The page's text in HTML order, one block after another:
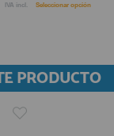
IVA incl. Seleccionar opción
PRODUCTO